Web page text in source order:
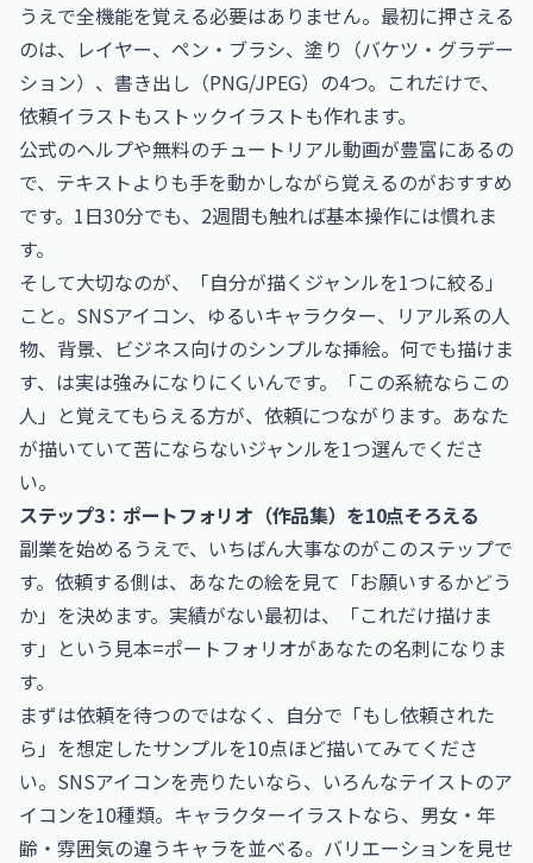
うえで全機能を覚える必要はありません。最初に押さえる
のは、レイヤー、ペン・ブラシ、塗り（バケツ・グラデー
ション）、書き出し（PNG/JPEG）の4つ。これだけで、
依頼イラストもストックイラストも作れます。
公式のヘルプや無料のチュートリアル動画が豊富にあるの
で、テキストよりも手を動かしながら覚えるのがおすすめ
です。1日30分でも、2週間も触れば基本操作には慣れま
す。
そして大切なのが、「自分が描くジャンルを1つに絞る」
こと。SNSアイコン、ゆるいキャラクター、リアル系の人
物、背景、ビジネス向けのシンプルな挿絵。何でも描けま
す、は実は強みになりにくいんです。「この系統ならこの
人」と覚えてもらえる方が、依頼につながります。あなた
が描いていて苦にならないジャンルを1つ選んでくださ
い。
ステップ3：ポートフォリオ（作品集）を10点そろえる
副業を始めるうえで、いちばん大事なのがこのステップで
す。依頼する側は、あなたの絵を見て「お願いするかどう
か」を決めます。実績がない最初は、「これだけ描けま
す」という見本=ポートフォリオがあなたの名刺になりま
す。
まずは依頼を待つのではなく、自分で「もし依頼された
ら」を想定したサンプルを10点ほど描いてみてくださ
い。SNSアイコンを売りたいなら、いろんなテイストのア
イコンを10種類。キャラクターイラストなら、男女・年
齢・雰囲気の違うキャラを並べる。バリエーションを見せ